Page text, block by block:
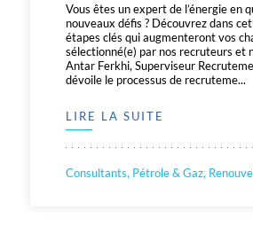
Vous êtes un expert de l’énergie en
nouveaux défis ? Découvrez dans
étapes clés qui augmenteront vos
sélectionné(e) par nos recruteurs et
Antar Ferkhi, Superviseur
dévoile le processus de recruteme...
LIRE LA SUITE